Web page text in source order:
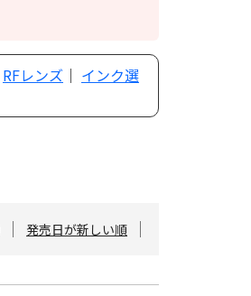
RFレンズ ｜ インク選
発売日が新しい順